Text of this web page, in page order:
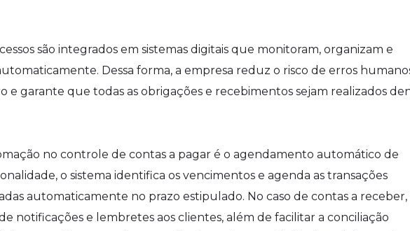
são integrados em sistemas digitais que monitoram, organizam e
Dessa forma, a empresa reduz o risco de erros
e garante que todas as obrigações e recebimentos sejam realizados
no controle de contas a pagar é o agendamento automático de
o sistema identifica os vencimentos e agenda as transações
automaticamente no prazo estipulado. No caso de contas a receber,
notificações e lembretes aos clientes, além de facilitar a conciliação